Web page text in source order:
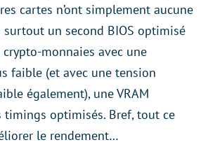
cartes n’ont simplement aucune
un second BIOS optimisé
monnaies avec une
faible (et avec une tension
également), une VRAM
timings optimisés. Bref, tout ce
le rendement…